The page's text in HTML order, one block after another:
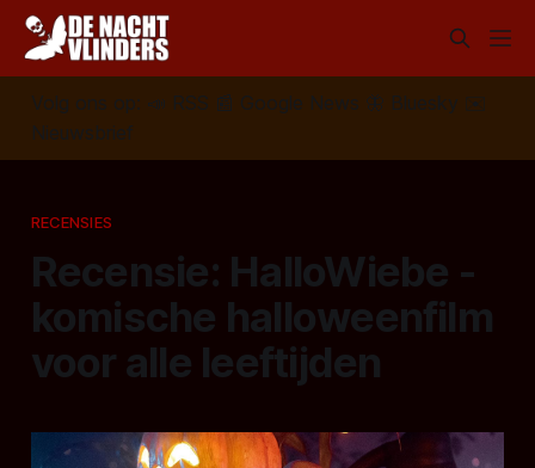
Volg ons op: 📣 RSS 📰 Google News 🦋 Bluesky
✉️
Nieuwsbrief
RECENSIES
Recensie: HalloWiebe -
komische halloweenfilm
voor alle leeftijden